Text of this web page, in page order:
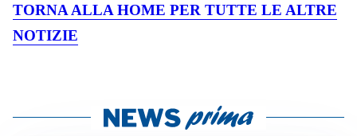
TORNA ALLA HOME PER TUTTE LE ALTRE
NOTIZIE